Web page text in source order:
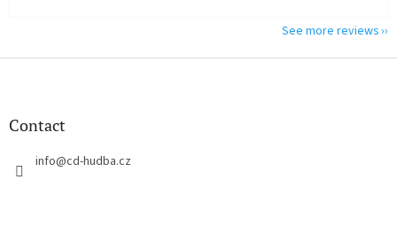
See more reviews
F
Contact
info@cd-hudba.cz